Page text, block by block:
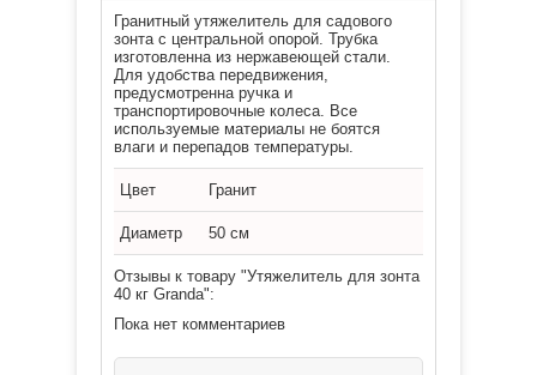
Гранитный утяжелитель для садового
зонта с центральной опорой. Трубка
изготовленна из нержавеющей стали.
Для удобства передвижения,
предусмотренна ручка и
транспортировочные колеса. Все
используемые материалы не боятся
влаги и перепадов температуры.
Цвет Гранит
Диаметр 50 см
Отзывы к товару "Утяжелитель для зонта
40 кг Granda":
Пока нет комментариев